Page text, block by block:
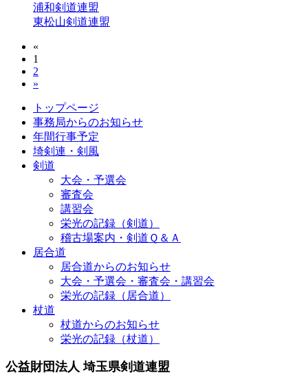
浦和剣道連盟
東松山剣道連盟
«
1
2
»
トップページ
事務局からのお知らせ
年間行事予定
埼剣連・剣風
剣道
大会・予選会
審査会
講習会
栄光の記録（剣道）
稽古場案内・剣道Ｑ＆Ａ
居合道
居合道からのお知らせ
大会・予選会・審査会・講習会
栄光の記録（居合道）
杖道
杖道からのお知らせ
栄光の記録（杖道）
公益財団法人 埼玉県剣道連盟